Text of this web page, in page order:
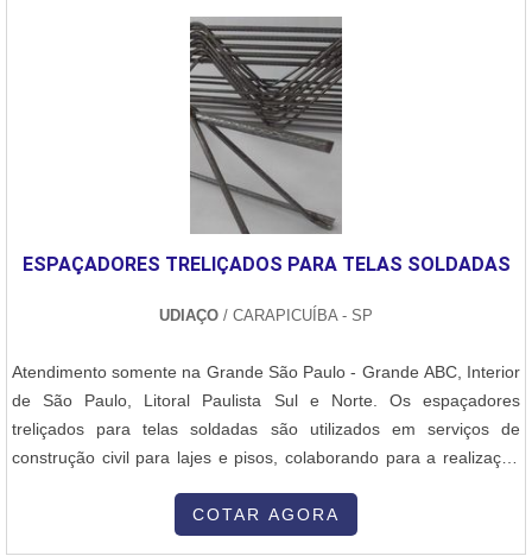
Metals foca seus esforços em oferecer aos parceiros uma
estrutura com: Escritório de alta qualidade onde são realizadas as
atividades Estrutura suficiente para atender todas as demandas
Tecnologia de ponta.Tudo para garantir fio de solda com precisão.
Ainda focando em fio de solda prata, deve-se ter a exatidão em
orçar com empresas que prezam por produtos e serviços que
tenham ótima qualidade e assertividade, pequenos detalhes, mas
de grande valia para saber a procedência e seriedade da
responsável quando explanamos o segmento de consumíveis e
equipamentos para solda e brasagem. A empresa foca no que
itens oferecidos, como fios e lâminas de solda prata e
equipamentos para soldagem e brasagem com ótima qualidade e
ESPAÇADORES TRELIÇADOS PARA TELAS SOLDADAS
UDIAÇO / CARAPICUÍBA - SP
Atendimento somente na Grande São Paulo - Grande ABC, Interior
de São Paulo, Litoral Paulista Sul e Norte. Os espaçadores
treliçados para telas soldadas são utilizados em serviços de
construção civil para lajes e pisos, colaborando para a realização
soldadas:- Redução do uso de formas e escoramentos - Redução
COTAR AGORA